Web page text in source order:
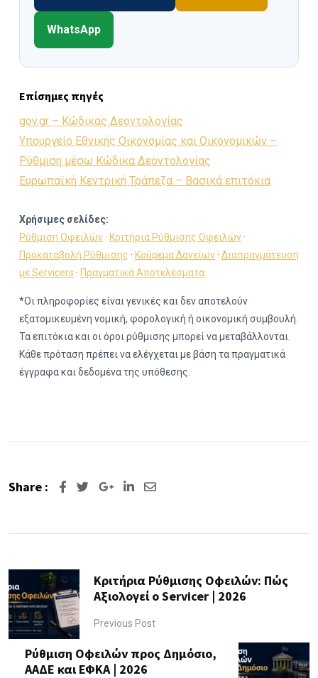
WhatsApp
Επίσημες πηγές
gov.gr – Κώδικας Δεοντολογίας
Υπουργείο Εθνικής Οικονομίας και Οικονομικών –
Ρύθμιση μέσω Κώδικα Δεοντολογίας
Ευρωπαϊκή Κεντρική Τράπεζα – Βασικά επιτόκια
Χρήσιμες σελίδες:
Ρύθμιση Οφειλών · Κριτήρια Ρύθμισης Οφειλών ·
Προκαταβολή Ρύθμισης · Κούρεμα Δανείων · Διαπραγμάτευση
με Servicers · Πραγματικά Αποτελέσματα
*Οι πληροφορίες είναι γενικές και δεν αποτελούν
εξατομικευμένη νομική, φορολογική ή οικονομική συμβουλή.
Τα επιτόκια και οι όροι ρύθμισης μπορεί να μεταβάλλονται.
Κάθε πρόταση πρέπει να ελέγχεται με βάση τα πραγματικά
έγγραφα και δεδομένα της υπόθεσης.
Share : Google+LinkedIn
Share
Κριτήρια Ρύθμισης Οφειλών: Πώς
Αξιολογεί ο Servicer | 2026
Previous Post
Ρύθμιση Οφειλών προς Δημόσιο,
ΑΑΔΕ και ΕΦΚΑ | 2026